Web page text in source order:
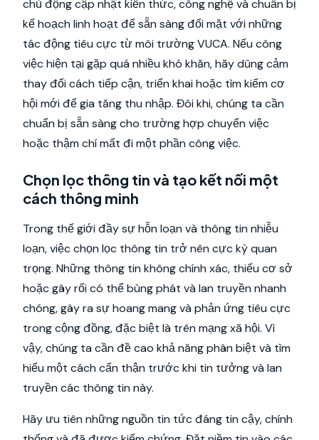
chủ động cập nhật kiến thức, công nghệ và chuẩn bị
kế hoạch linh hoạt để sẵn sàng đối mặt với những
tác động tiêu cực từ môi trường VUCA. Nếu công
việc hiện tại gặp quá nhiều khó khăn, hãy dũng cảm
thay đổi cách tiếp cận, triển khai hoặc tìm kiếm cơ
hội mới để gia tăng thu nhập. Đôi khi, chúng ta cần
chuẩn bị sẵn sàng cho trường hợp chuyển việc
hoặc thậm chí mất đi một phần công việc.
Chọn lọc thông tin và tạo kết nối một
cách thông minh
Trong thế giới đầy sự hỗn loạn và thông tin nhiễu
loạn, việc chọn lọc thông tin trở nên cực kỳ quan
trọng. Những thông tin không chính xác, thiếu cơ sở
hoặc gây rối có thể bùng phát và lan truyền nhanh
chóng, gây ra sự hoang mang và phản ứng tiêu cực
trong cộng đồng, đặc biệt là trên mạng xã hội. Vì
vậy, chúng ta cần đề cao khả năng phân biệt và tìm
hiểu một cách cẩn thận trước khi tin tưởng và lan
truyền các thông tin này.
Hãy ưu tiên những nguồn tin tức đáng tin cậy, chính